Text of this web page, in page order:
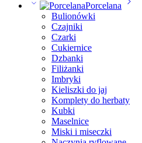
Porcelana
Bulionówki
Czajniki
Czarki
Cukiernice
Dzbanki
Filiżanki
Imbryki
Kieliszki do jaj
Komplety do herbaty
Kubki
Maselnice
Miski i miseczki